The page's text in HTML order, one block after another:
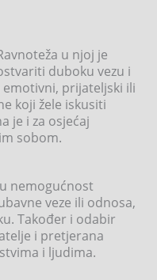
u njoj je
duboku vezu i
prijateljski ili
koji žele iskusiti
je i za osjećaj
sobom.
nemogućnost
veze ili odnosa,
Također i odabir
i pretjerana
i ljudima.